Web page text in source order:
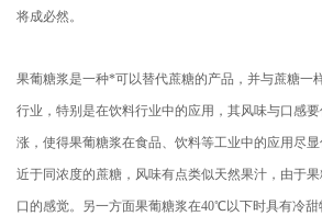
将成必然。
果葡糖浆是一种*可以替代蔗糖的产品，并与蔗糖一
行业，特别是在饮料行业中的应用，其风味与口感
涨，使得果葡糖浆在食品、饮料等工业中的应用尽
近于同浓度的蔗糖，风味有点类似天然果汁，由于
口的感觉。另一方面果葡糖浆在40℃以下时具有冷